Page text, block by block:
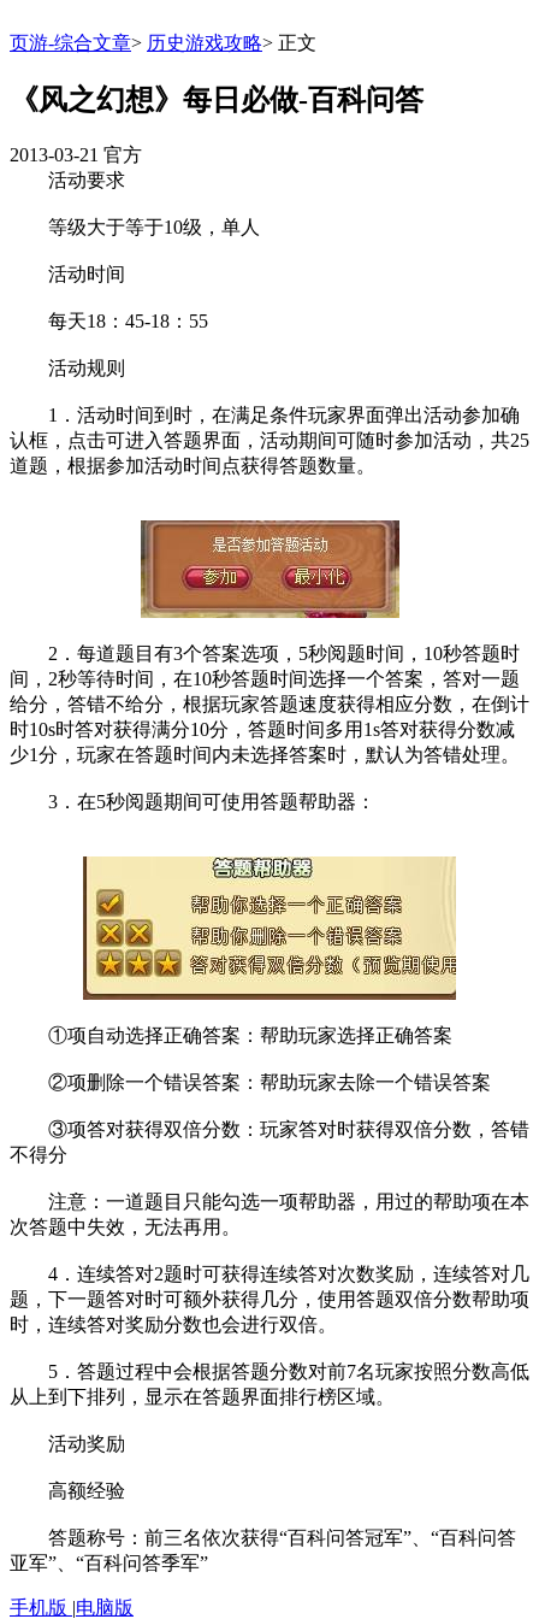
页游-综合文章> 历史游戏攻略> 正文
《风之幻想》每日必做-百科问答
2013-03-21 官方
活动要求
等级大于等于10级，单人
活动时间
每天18：45-18：55
活动规则
1．活动时间到时，在满足条件玩家界面弹出活动参加确
认框，点击可进入答题界面，活动期间可随时参加活动，共25
道题，根据参加活动时间点获得答题数量。
2．每道题目有3个答案选项，5秒阅题时间，10秒答题时
间，2秒等待时间，在10秒答题时间选择一个答案，答对一题
给分，答错不给分，根据玩家答题速度获得相应分数，在倒计
时10s时答对获得满分10分，答题时间多用1s答对获得分数减
少1分，玩家在答题时间内未选择答案时，默认为答错处理。
3．在5秒阅题期间可使用答题帮助器：
①项自动选择正确答案：帮助玩家选择正确答案
②项删除一个错误答案：帮助玩家去除一个错误答案
③项答对获得双倍分数：玩家答对时获得双倍分数，答错
不得分
注意：一道题目只能勾选一项帮助器，用过的帮助项在本
次答题中失效，无法再用。
4．连续答对2题时可获得连续答对次数奖励，连续答对几
题，下一题答对时可额外获得几分，使用答题双倍分数帮助项
时，连续答对奖励分数也会进行双倍。
5．答题过程中会根据答题分数对前7名玩家按照分数高低
从上到下排列，显示在答题界面排行榜区域。
活动奖励
高额经验
答题称号：前三名依次获得“百科问答冠军”、“百科问答
亚军”、“百科问答季军”
手机版 |电脑版